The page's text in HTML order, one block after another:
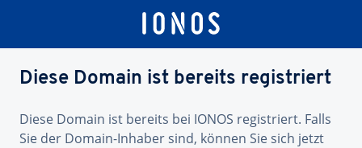
Diese Domain ist bereits registriert
Diese Domain ist bereits bei IONOS registriert. Falls
Sie der Domain-Inhaber sind, können Sie sich jetzt